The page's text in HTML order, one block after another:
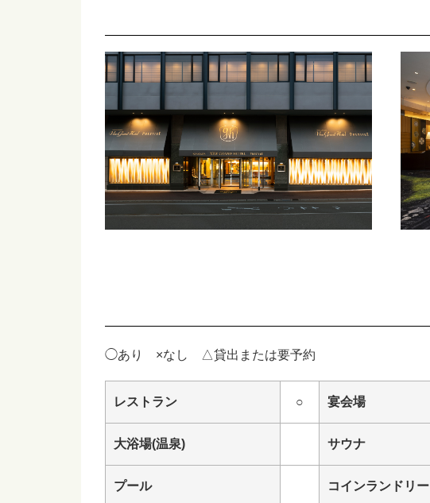
◯あり ×なし △貸出または要予約
レストラン ○ 宴会場
大浴場(温泉) サウナ
プール コインランドリー